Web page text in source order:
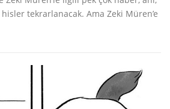
tekrarlanacak. Ama Zeki Müren’e